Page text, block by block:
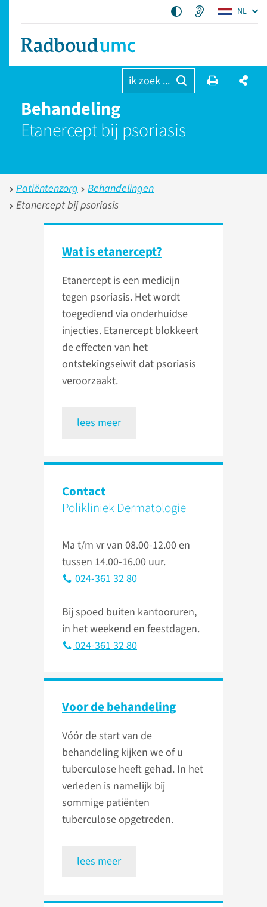
NL
ik zoek ...
Behandeling
Etanercept bij psoriasis
Patiëntenzorg
Behandelingen
Etanercept bij psoriasis
Wat is etanercept?
Etanercept is een medicijn
tegen psoriasis. Het wordt
toegediend via onderhuidse
injecties. Etanercept blokkeert
de effecten van het
ontstekingseiwit dat psoriasis
veroorzaakt.
lees meer
Contact
Polikliniek Dermatologie
Ma t/m vr van 08.00-12.00 en
tussen 14.00-16.00 uur.
024-361 32 80
Bij spoed buiten kantooruren,
in het weekend en feestdagen.
024-361 32 80
Voor de behandeling
Vóór de start van de
behandeling kijken we of u
tuberculose heeft gehad. In het
verleden is namelijk bij
sommige patiënten
tuberculose opgetreden.
lees meer